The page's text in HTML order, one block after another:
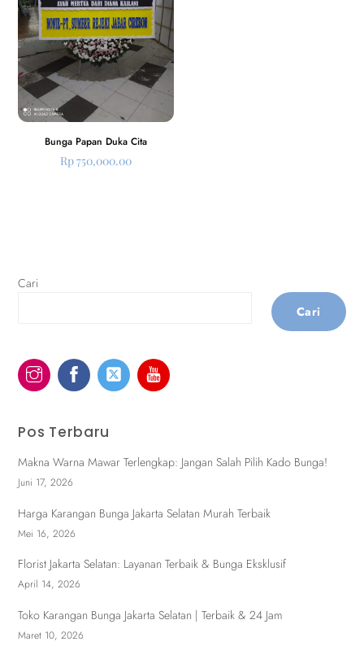
Bunga Papan Duka Cita
Rp750,000.00
Cari
Cari
Pos Terbaru
Makna Warna Mawar Terlengkap: Jangan Salah Pilih Kado Bunga!
Juni 17, 2026
Harga Karangan Bunga Jakarta Selatan Murah Terbaik
Mei 16, 2026
Florist Jakarta Selatan: Layanan Terbaik & Bunga Eksklusif
April 14, 2026
Toko Karangan Bunga Jakarta Selatan | Terbaik & 24 Jam
Maret 10, 2026